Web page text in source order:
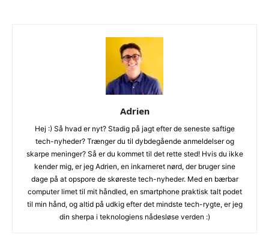
Adrien
Hej :) Så hvad er nyt? Stadig på jagt efter de seneste saftige
tech-nyheder? Trænger du til dybdegående anmeldelser og
skarpe meninger? Så er du kommet til det rette sted! Hvis du ikke
kender mig, er jeg Adrien, en inkarneret nørd, der bruger sine
dage på at opspore de skøreste tech-nyheder. Med en bærbar
computer limet til mit håndled, en smartphone praktisk talt podet
til min hånd, og altid på udkig efter det mindste tech-rygte, er jeg
din sherpa i teknologiens nådesløse verden :)